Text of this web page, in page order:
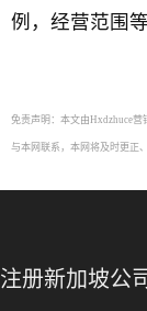
例，经营范围
免责声明：本文由Hxdzhuce
与本网联系，本网将及时更正
注册新加坡公司